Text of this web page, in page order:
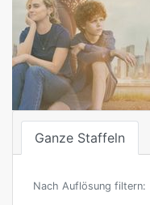
Ganze Staffeln
Nach Auflösung filtern: